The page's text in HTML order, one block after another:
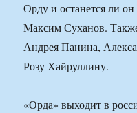
Орду и останется ли
Максим Суханов.
Андрея Панина,
Розу Хайруллину.
«Орда» выходит в